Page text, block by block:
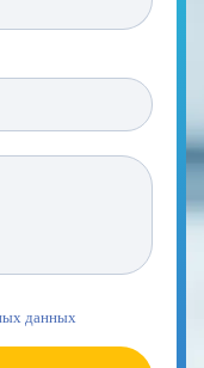
данных